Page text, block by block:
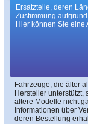
Ersatzteile, deren
Zustimmung
Hier können Sie eine
Fahrzeuge, die älter
Hersteller unterstützt,
ältere Modelle nicht
Informationen über
deren Bestellung